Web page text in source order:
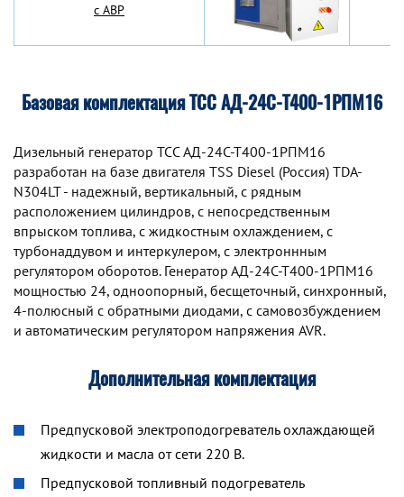
с АВР
Базовая комплектация ТСС АД-24С-Т400-1РПМ16
Дизельный генератор TCC АД-24С-Т400-1РПМ16
разработан на базе двигателя TSS Diesel (Россия) TDA-
N304LT - надежный, вертикальный, с рядным
расположением цилиндров, с непосредственным
впрыском топлива, с жидкостным охлаждением, с
турбонаддувом и интеркулером, с электроннным
регулятором оборотов. Генератор АД-24С-Т400-1РПМ16
мощностью 24, одноопорный, бесщеточный, синхронный,
4-полюсный с обратными диодами, с самовозбуждением
и автоматическим регулятором напряжения AVR.
Дополнительная комплектация
Предпусковой электроподогреватель охлаждающей
жидкости и масла от сети 220 В.
Предпусковой топливный подогреватель